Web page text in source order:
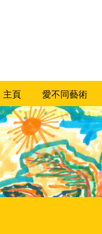
主頁 愛不同藝術